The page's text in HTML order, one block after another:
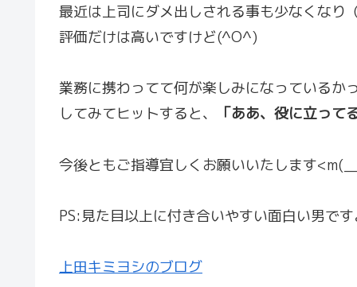
最近は上司にダメ出しされる事も少なくなり
評価だけは高いですけど(^O^)
業務に携わってて何が楽しみになっているか
してみてヒットすると、
「ああ、役に立っ
今後ともご指導宜しくお願いいたします
PS:見た目以上に付き合いやすい面白い男で
上田キミヨシのブログ